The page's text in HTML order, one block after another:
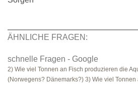
ÄHNLICHE FRAGEN:
schnelle Fragen - Google
2) Wie viel Tonnen an Fisch produzieren die
(Norwegens? Dänemarks?) 3) Wie viel Tonnen